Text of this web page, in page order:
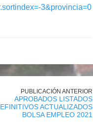
3&provincia=0
PUBLICACIÓN ANTERIOR
APROBADOS LISTADOS
ACTUALIZADOS
BOLSA EMPLEO 2021